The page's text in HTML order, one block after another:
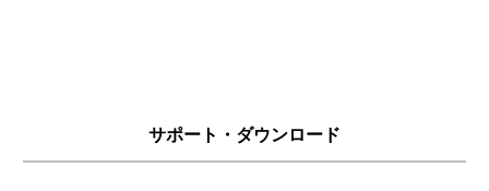
サポート・ダウンロード